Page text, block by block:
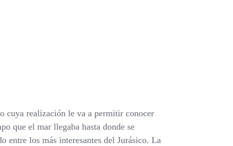
cuya realización le va a permitir conocer
que el mar llegaba hasta donde se
entre los más interesantes del Jurásico. La